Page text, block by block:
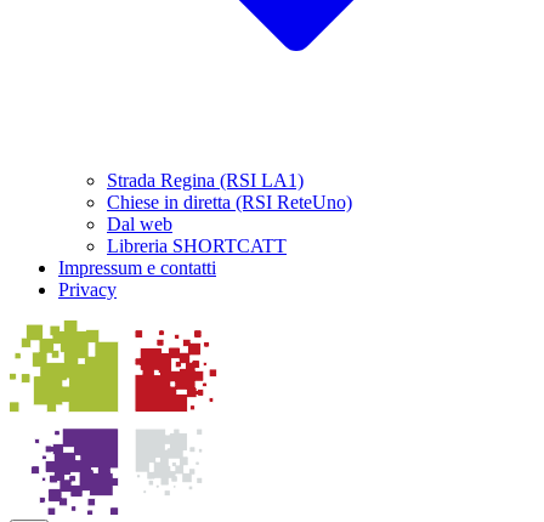
Strada Regina (RSI LA1)
Chiese in diretta (RSI ReteUno)
Dal web
Libreria SHORTCATT
Impressum e contatti
Privacy